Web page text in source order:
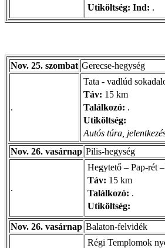
Utiköltség: Ind: .
Nov. 25. szombat Gerecse-hegység
.
Tata - vadlúd
Táv: 15 km
Találkozó: .
Utiköltség:
Autós túra,
Nov. 26. vasárnap Pilis-hegység
.
Hegytető – Pap-rét
Táv: 15 km
Találkozó: .
Utiköltség:
Nov. 26. vasárnap Balaton-felvidék
Régi Templomok